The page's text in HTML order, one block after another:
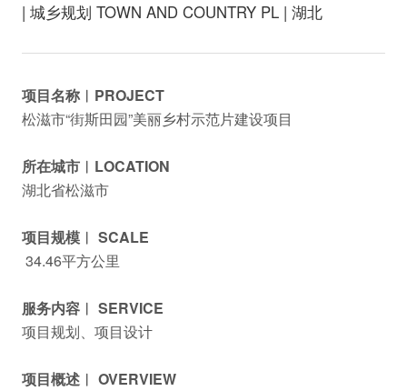
| 城乡规划 TOWN AND COUNTRY PL | 湖北
项目名称︱PROJECT
松滋市“街斯田园”美丽乡村示范片建设项目
所在城市︱LOCATION
湖北省松滋市
项目规模︱ SCALE
34.46平方公里
服务内容︱ SERVICE
项目规划、项目设计
项目概述︱ OVERVIEW